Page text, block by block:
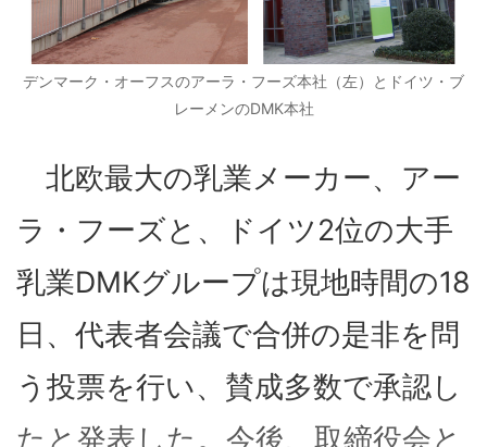
デンマーク・オーフスのアーラ・フーズ本社（左）とドイツ・ブ
レーメンのDMK本社
北欧最大の乳業メーカー、アー
ラ・フーズと、ドイツ2位の大手
乳業DMKグループは現地時間の18
日、代表者会議で合併の是非を問
う投票を行い、賛成多数で承認し
たと発表した。今後、取締役会と